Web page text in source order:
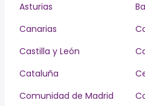
Asturias
Canarias
Castilla y León
Cataluña
Comunidad de Madrid